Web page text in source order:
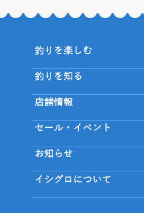
釣りを楽しむ
釣りを知る
店舗情報
セール・イベント
お知らせ
イシグロについて